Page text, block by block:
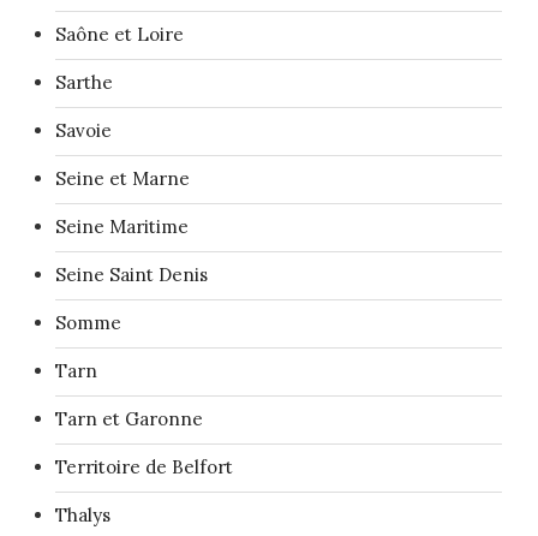
Saône et Loire
Sarthe
Savoie
Seine et Marne
Seine Maritime
Seine Saint Denis
Somme
Tarn
Tarn et Garonne
Territoire de Belfort
Thalys